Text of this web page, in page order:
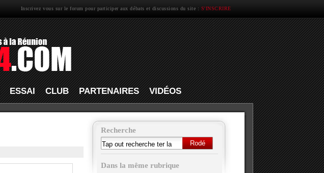
Inscrivez vous sur le forum pour participer aux débats et discussions du site : S'INSCRIRE
ESSAI CLUB PARTENAIRES VIDÉOS
Recherche
Dans la même rubrique